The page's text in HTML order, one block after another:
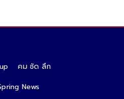
คม ชัด ลึก
News